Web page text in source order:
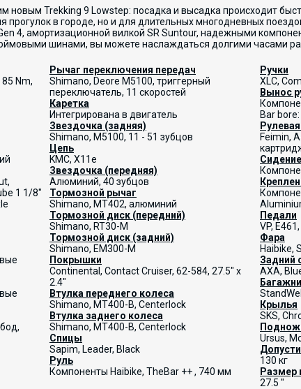
новым Trekking 9 Lowstep: посадка и высадка происходит
прогулок в городе, но и для длительных многодневных
4, амортизационной вилкой SR Suntour, надежными
шинами, вы можете наслаждаться долгими часами
Nm,
1 1/8"
Рычаг переключения передач
Shimano, Deore M5100, триггерный
переключатель, 11 скоростей
Каретка
Интегрирована в двигатель
Звездочка (задняя)
Shimano, M5100, 11 - 51 зубцов
Цепь
KMC, X11e
Звездочка (передняя)
Алюминий, 40 зубцов
Тормозной рычаг
Shimano, MT402, алюминий
Тормозной диск (передний)
Shimano, RT30-M
Тормозной диск (задний)
Shimano, EM300-M
Покрышки
Continental, Contact Cruiser, 62-584, 27.5" x
2.4"
Втулка переднего колеса
Shimano, MT400-B, Centerlock
Втулка заднего колеса
Shimano, MT400-B, Centerlock
Спицы
Sapim, Leader, Black
Руль
Компоненты Haibike, TheBar ++ , 740 мм
Ручки
XLC,
Вынос
Bar
Feimin,
Сидение
Педали
VP,
Фара
Haibike,
Задний
AXA,
Крылья
SKS,
Ursus,
130 кг
Размер
27.5 "